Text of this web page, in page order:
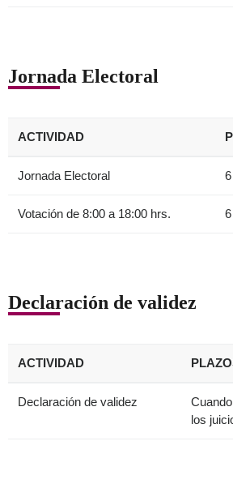
Jornada Electoral
ACTIVIDAD
Jornada Electoral
Votación de 8:00 a 18:00 hrs.
Declaración de validez
ACTIVIDAD
Declaración de validez
los